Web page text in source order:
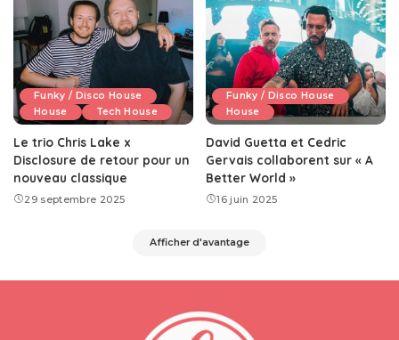
Funky / Disco House
House
Tech House
Le trio Chris Lake x
Disclosure de retour pour un
nouveau classique
29 septembre 2025
Funky / Disco House
House
David Guetta et Cedric
Gervais collaborent sur « A
Better World »
16 juin 2025
Afficher d'avantage